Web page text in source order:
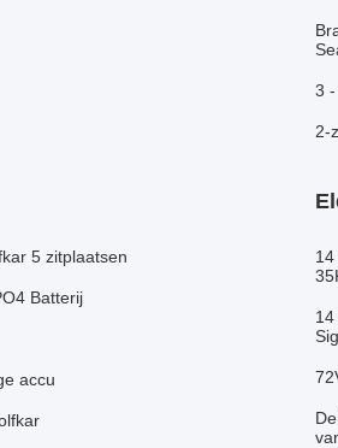
3
2-
5 zitplaatsen
Batterij
accu